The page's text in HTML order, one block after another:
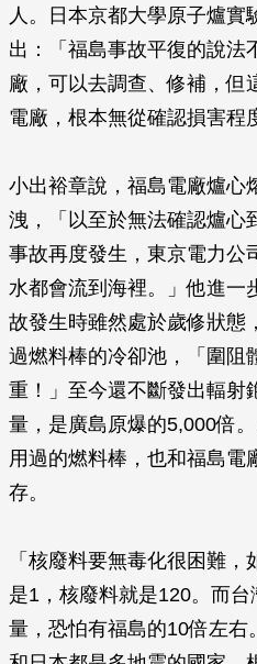
人。日本京都大學原子爐實
出：「福島事故平復的說法
廠，可以去調查、修補，但
電廠，根本無從確認損害程
小出裕章說，福島電廠爐心
洩，「以至於無法確認爐心
事故再度發生，東京電力公
水都會流到海裡。」他進一
故發生時雖然處於歲修狀態
過燃料棒的冷卻池，「圍阻
重！」至今還不斷發出輻射
量，是廣島原爆的5,000倍
用過的燃料棒，也和福島電
存。
「核廢料要無毒化很困難
是1，核廢料就是120。而
量，恐怕有福島的10倍左右